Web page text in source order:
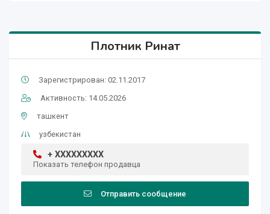
Плотник Ринат
Зарегистрирован: 02.11.2017
Активность: 14.05.2026
ташкент
узбекистан
+ XXXXXXXXX
Показать телефон продавца
Отправить сообщение